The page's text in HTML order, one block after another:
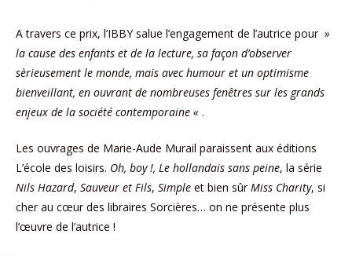
A travers ce prix, l’IBBY salue l’engagement de l’autrice pour »
la cause des enfants et de la lecture, sa façon d’observer
sèrieusement le monde, mais avec humour et un optimisme
bienveillant, en ouvrant de nombreuses fenêtres sur les grands
enjeux de la société contemporaine « .
Les ouvrages de Marie-Aude Murail paraissent aux éditions
L’école des loisirs. Oh, boy !, Le hollandais sans peine, la série
Nils Hazard, Sauveur et Fils, Simple et bien sûrMiss Charity, si
cher au cœur des libraires Sorcières… on ne présente plus
l’œuvre de l’autrice !